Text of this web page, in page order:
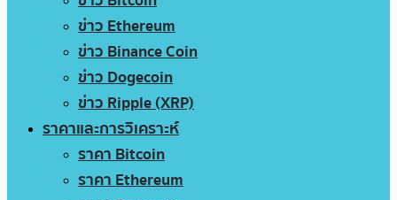
ข่าว Ethereum
ข่าว Binance Coin
ข่าว Dogecoin
ข่าว Ripple (XRP)
ราคาและการวิเคราะห์
ราคา Bitcoin
ราคา Ethereum